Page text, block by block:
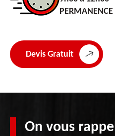
Devis Gratuit
On vous